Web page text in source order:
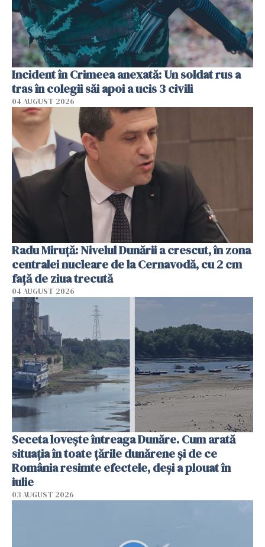
Incident în Crimeea anexată: Un soldat rus a
tras în colegii săi apoi a ucis 3 civili
04 AUGUST 2026
Radu Miruţă: Nivelul Dunării a crescut, în zona
centralei nucleare de la Cernavodă, cu 2 cm
faţă de ziua trecută
04 AUGUST 2026
Seceta lovește întreaga Dunăre. Cum arată
situația în toate țările dunărene și de ce
România resimte efectele, deși a plouat în
iulie
03 AUGUST 2026